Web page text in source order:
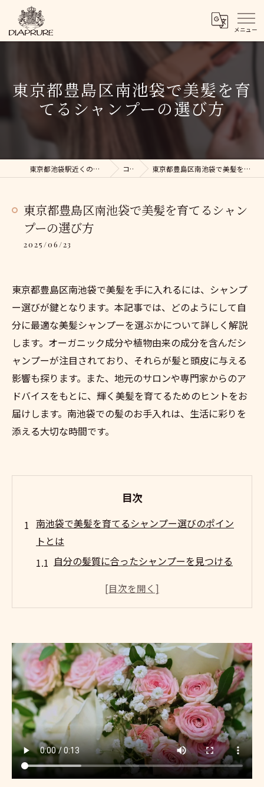
東京都豊島区南池袋で美髪を育
てるシャンプーの選び方
東京都池袋駅近くの美容院ならDIAPRURE コラム 東京都豊島区南池袋で美髪を育てるシャンプーの選び方
東京都豊島区南池袋で美髪を育てるシャン
プーの選び方
2025/06/23
東京都豊島区南池袋で美髪を手に入れるには、シャンプ
ー選びが鍵となります。本記事では、どのようにして自
分に最適な美髪シャンプーを選ぶかについて詳しく解説
します。オーガニック成分や植物由来の成分を含んだシ
ャンプーが注目されており、それらが髪と頭皮に与える
影響も探ります。また、地元のサロンや専門家からのア
ドバイスをもとに、輝く美髪を育てるためのヒントをお
届けします。南池袋での髪のお手入れは、生活に彩りを
添える大切な時間です。
目次
南池袋で美髪を育てるシャンプー選びのポイン
トとは
自分の髪質に合ったシャンプーを見つける
使用成分が髪に与える影響について
使用頻度と効果的なシャンプーの使い方
環境に優しいシャンプーの選び方
長期間使用する際の注意点
オーガニック成分配合の美髪シャンプーが注目
される理由
オーガニック成分の利点とその効果
化学成分とオーガニック成分の比較